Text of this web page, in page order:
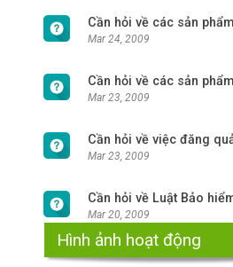
Cần hỏi về các sản
Mar 24, 2009
Cần hỏi về các sản
Mar 23, 2009
Cần hỏi về việc đăng
Mar 23, 2009
Cần hỏi về Luật Bảo
Mar 20, 2009
Hình ảnh hoạt động